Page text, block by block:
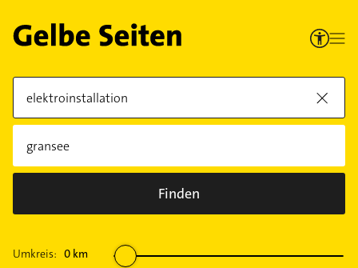
Finden
Umkreis: 0 km